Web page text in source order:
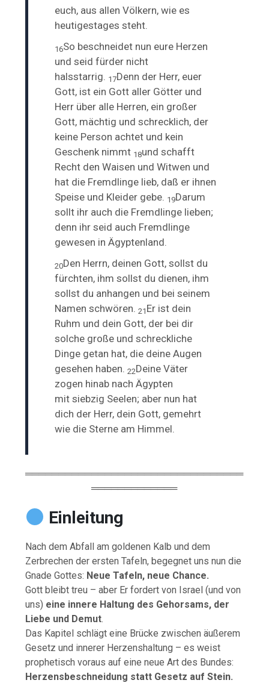
euch, aus allen Völkern, wie es
heutigestages steht.
16So beschneidet nun eure Herzen
und seid fürder nicht
halsstarrig. 17Denn der Herr, euer
Gott, ist ein Gott aller Götter und
Herr über alle Herren, ein großer
Gott, mächtig und schrecklich, der
keine Person achtet und kein
Geschenk nimmt 18und schafft
Recht den Waisen und Witwen und
hat die Fremdlinge lieb, daß er ihnen
Speise und Kleider gebe. 19Darum
sollt ihr auch die Fremdlinge lieben;
denn ihr seid auch Fremdlinge
gewesen in Ägyptenland.
20Den Herrn, deinen Gott, sollst du
fürchten, ihm sollst du dienen, ihm
sollst du anhangen und bei seinem
Namen schwören.21 Er ist dein
Ruhm und dein Gott, der bei dir
solche große und schreckliche
Dinge getan hat, die deine Augen
gesehen haben.22Deine Väter
zogen hinab nach Ägypten
mitsiebzig Seelen; aber nun hat
dich der Herr, dein Gott, gemehrt
wie die Sterne am Himmel.
═════════════════════════════════
═════════════
Einleitung
Nach dem Abfall am goldenen Kalb und dem
Zerbrechen der ersten Tafeln, begegnet uns nun die
Gnade Gottes: Neue Tafeln, neue Chance.
Gott bleibt treu – aber Er fordert von Israel (und von
uns) eine innere Haltung des Gehorsams, der
Liebe und Demut.
Das Kapitel schlägt eine Brücke zwischen äußerem
Gesetz und innerer Herzenshaltung – es weist
prophetisch voraus auf eine neue Art des Bundes:
Herzensbeschneidung statt Gesetz auf Stein.